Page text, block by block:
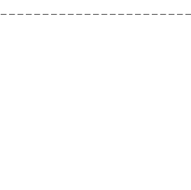
– – – – – – – – – – – – – – – – – – – – – –